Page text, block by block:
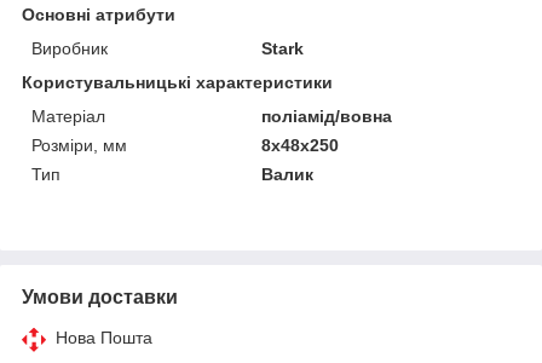
Основні атрибути
Виробник
Stark
Користувальницькі характеристики
Матеріал
поліамід/вовна
Розміри, мм
8х48х250
Тип
Валик
Умови доставки
Нова Пошта